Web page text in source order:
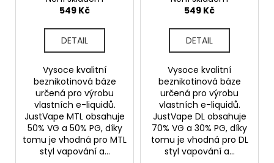
báze
549 Kč
DETAIL
Vysoce kvalitní
beznikotinová báze
určená pro výrobu
vlastních e-liquidů.
JustVape MTL obsahuje
50% VG a 50% PG, díky
tomu je vhodná pro MTL
styl vapování a...
báze
549 Kč
DETAIL
Vysoce kvalitní
beznikotinová báze
určená pro výrobu
vlastních e-liquidů.
JustVape DL obsahuje
70% VG a 30% PG, díky
tomu je vhodná pro DL
styl vapování a...